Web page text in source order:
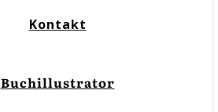
Kontakt
Buchillustrator